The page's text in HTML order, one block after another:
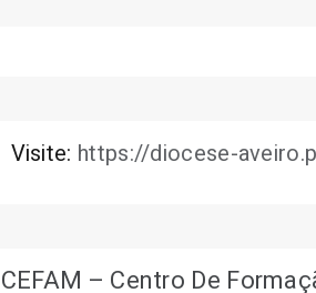
Visite: https://diocese-
CEFAM – Centro De